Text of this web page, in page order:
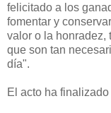
felicitado a los
fomentar y
valor o la honradez,
que son tan
día".
El acto ha